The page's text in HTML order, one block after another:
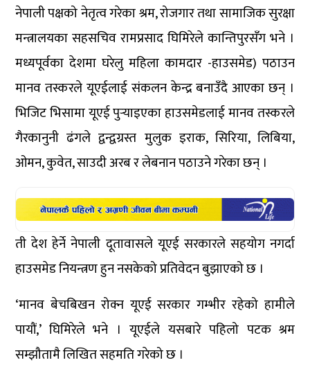
नेपाली पक्षको नेतृत्व गरेका श्रम, रोजगार तथा सामाजिक सुरक्षा
मन्त्रालयका सहसचिव रामप्रसाद घिमिरेले कान्तिपुरसँग भने ।
मध्यपूर्वका देशमा घरेलु महिला कामदार -हाउसमेड) पठाउन
मानव तस्करले यूएईलाई संकलन केन्द्र बनाउँदै आएका छन् ।
भिजिट भिसामा यूएई पुर्‍याइएका हाउसमेडलाई मानव तस्करले
गैरकानुनी ढंगले द्वन्द्वग्रस्त मुलुक इराक, सिरिया, लिबिया,
ओमन, कुवेत, साउदी अरब र लेबनान पठाउने गरेका छन् ।
ती देश हेर्ने नेपाली दूतावासले यूएई सरकारले सहयोग नगर्दा
हाउसमेड नियन्त्रण हुन नसकेको प्रतिवेदन बुझाएको छ ।
‘मानव बेचबिखन रोक्न यूएई सरकार गम्भीर रहेको हामीले
पायौं,’ घिमिरेले भने । यूएईले यसबारे पहिलो पटक श्रम
सम्झौतामै लिखित सहमति गरेको छ ।